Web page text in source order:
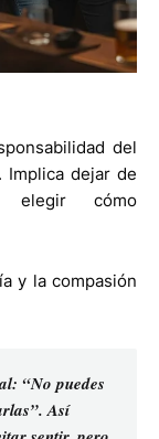
del
Implica dejar de
elegir cómo
y la compasión
“No puedes
Así